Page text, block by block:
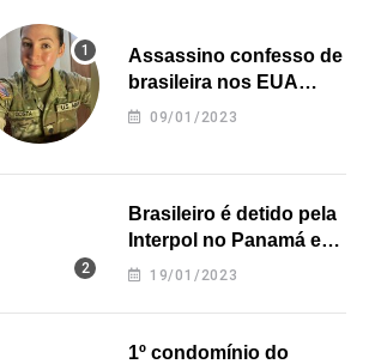
usam falsas vagas de emprego para
Assassino confesso de
brasileira nos EUA
revela onde deixou o
09/01/2023
Brasileiro é detido pela
Interpol no Panamá e
pode pegar prisão
19/01/2023
1º condomínio do